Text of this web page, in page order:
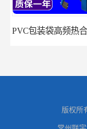
版权所